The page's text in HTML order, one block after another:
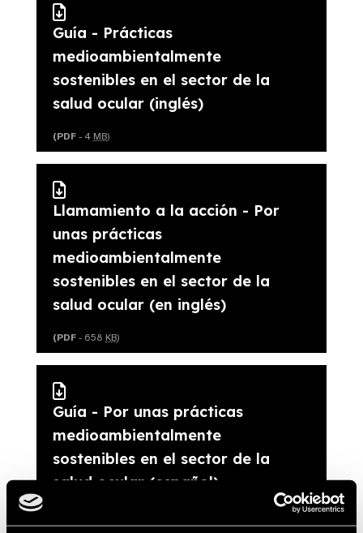
Guía - Prácticas
medioambientalmente
sostenibles en el sector de la
salud ocular (inglés)
(PDF - 4 MB)
Llamamiento a la acción - Por
unas prácticas
medioambientalmente
sostenibles en el sector de la
salud ocular (en inglés)
(PDF - 658 KB)
Guía - Por unas prácticas
medioambientalmente
sostenibles en el sector de la
salud ocular (español)